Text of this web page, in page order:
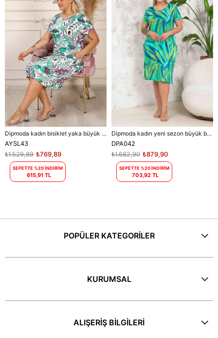
Dipmoda kadın bisiklet yaka büyük beden elbise DPAYSL43 - Mavi
AYSL43
₺769,89
₺1.529,89
SEPETTE %20 İNDİRİM
615,91 TL
Dipmoda kadın yeni sezon büyük beden elbise DPA042
DPA042
₺879,90
₺1.682,90
SEPETTE %20 İNDİRİM
703,92 TL
POPÜLER KATEGORİLER
KURUMSAL
ALIŞERİŞ BİLGİLERİ